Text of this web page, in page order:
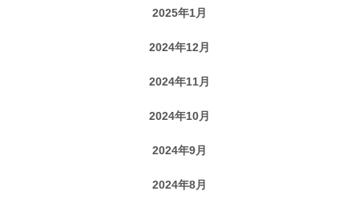
2025年1月
2024年12月
2024年11月
2024年10月
2024年9月
2024年8月